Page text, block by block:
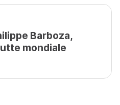
Barboza,
mondiale